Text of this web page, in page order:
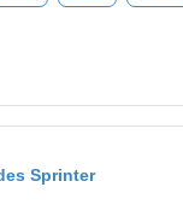
Sprinter